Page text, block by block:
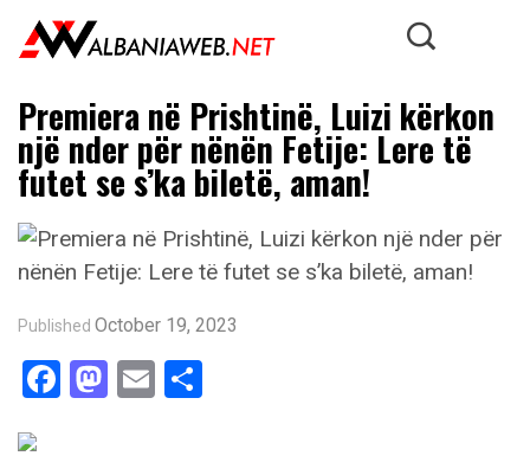
Premiera në Prishtinë, Luizi kërkon
një nder për nënën Fetije: Lere të
futet se s’ka biletë, aman!
Published October 19, 2023
Facebook
Mastodon
Email